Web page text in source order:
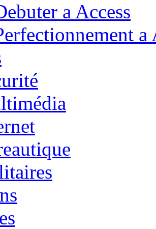
a Access
a